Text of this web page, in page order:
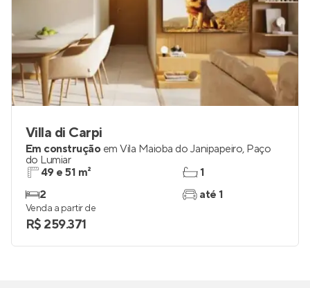
Villa di Carpi
Em construção em Vila Maioba do Janipapeiro, Paço
do Lumiar
49 e 51 m²
2
1
até 1
Venda a partir de
R$ 259.371